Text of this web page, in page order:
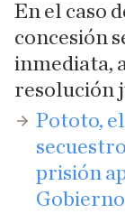
En el caso
concesión
inmediata,
resolución
​Pototo,
prisión